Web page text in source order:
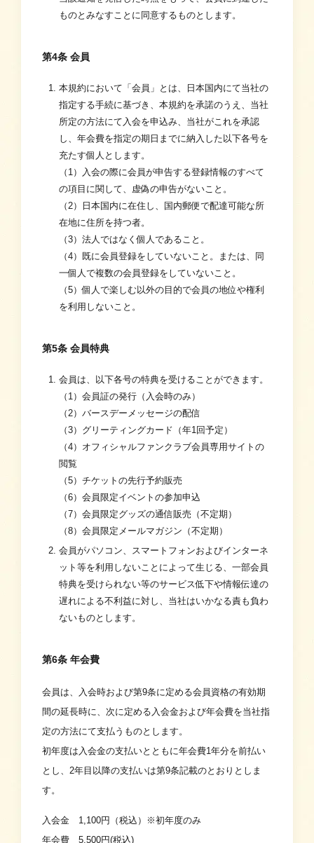
ものとみなすことに同意するものとします。
第4条 会員
本規約において「会員」とは、日本国内にて当社の
指定する手続に基づき、本規約を承諾のうえ、当社
所定の方法にて入会を申込み、当社がこれを承認
し、年会費を指定の期日までに納入した以下各号を
充たす個人とします。
（1）入会の際に会員が申告する登録情報のすべて
の項目に関して、虚偽の申告がないこと。
（2）日本国内に在住し、国内郵便で配達可能な所
在地に住所を持つ者。
（3）法人ではなく個人であること。
（4）既に会員登録をしていないこと。または、同
一個人で複数の会員登録をしていないこと。
（5）個人で楽しむ以外の目的で会員の地位や権利
を利用しないこと。
第5条 会員特典
会員は、以下各号の特典を受けることができます。
（1）会員証の発行（入会時のみ）
（2）バースデーメッセージの配信
（3）グリーティングカード（年1回予定）
（4）オフィシャルファンクラブ会員専用サイトの
閲覧
（5）チケットの先行予約販売
（6）会員限定イベントの参加申込
（7）会員限定グッズの通信販売（不定期）
（8）会員限定メールマガジン（不定期）
会員がパソコン、スマートフォンおよびインターネ
ット等を利用しないことによって生じる、一部会員
特典を受けられない等のサービス低下や情報伝達の
遅れによる不利益に対し、当社はいかなる責も負わ
ないものとします。
第6条 年会費
会員は、入会時および第9条に定める会員資格の有効期
間の延長時に、次に定める入会金および年会費を当社指
定の方法にて支払うものとします。
初年度は入会金の支払いとともに年会費1年分を前払い
とし、2年目以降の支払いは第9条記載のとおりとしま
す。
入会金 1,100円（税込）※初年度のみ
年会費 5,500円(税込)